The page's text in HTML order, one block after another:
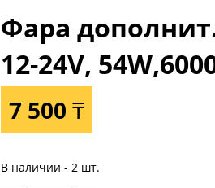
Фара
12-24V,
7 500 ₸
В наличии - 2 шт.